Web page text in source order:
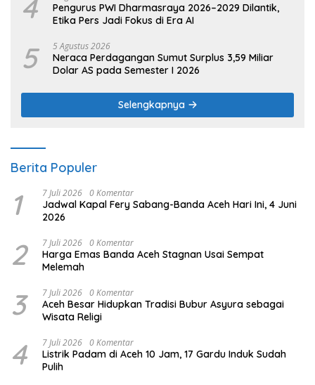
4
Pengurus PWI Dharmasraya 2026–2029 Dilantik,
Etika Pers Jadi Fokus di Era AI
5 5 Agustus 2026
Neraca Perdagangan Sumut Surplus 3,59 Miliar
Dolar AS pada Semester I 2026
Selengkapnya
Berita Populer
1 7 Juli 2026 0 Komentar
Jadwal Kapal Fery Sabang-Banda Aceh Hari Ini, 4 Juni
2026
2 7 Juli 2026 0 Komentar
Harga Emas Banda Aceh Stagnan Usai Sempat
Melemah
3 7 Juli 2026 0 Komentar
Aceh Besar Hidupkan Tradisi Bubur Asyura sebagai
Wisata Religi
4 7 Juli 2026 0 Komentar
Listrik Padam di Aceh 10 Jam, 17 Gardu Induk Sudah
Pulih